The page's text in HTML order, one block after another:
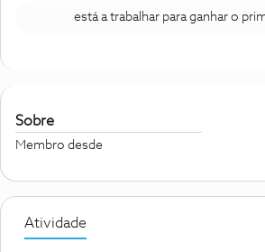
está a trabalhar para ganhar o
Sobre
Membro desde
Atividade